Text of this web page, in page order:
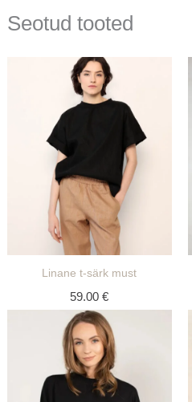
Seotud tooted
Linane t-särk must
59.00€